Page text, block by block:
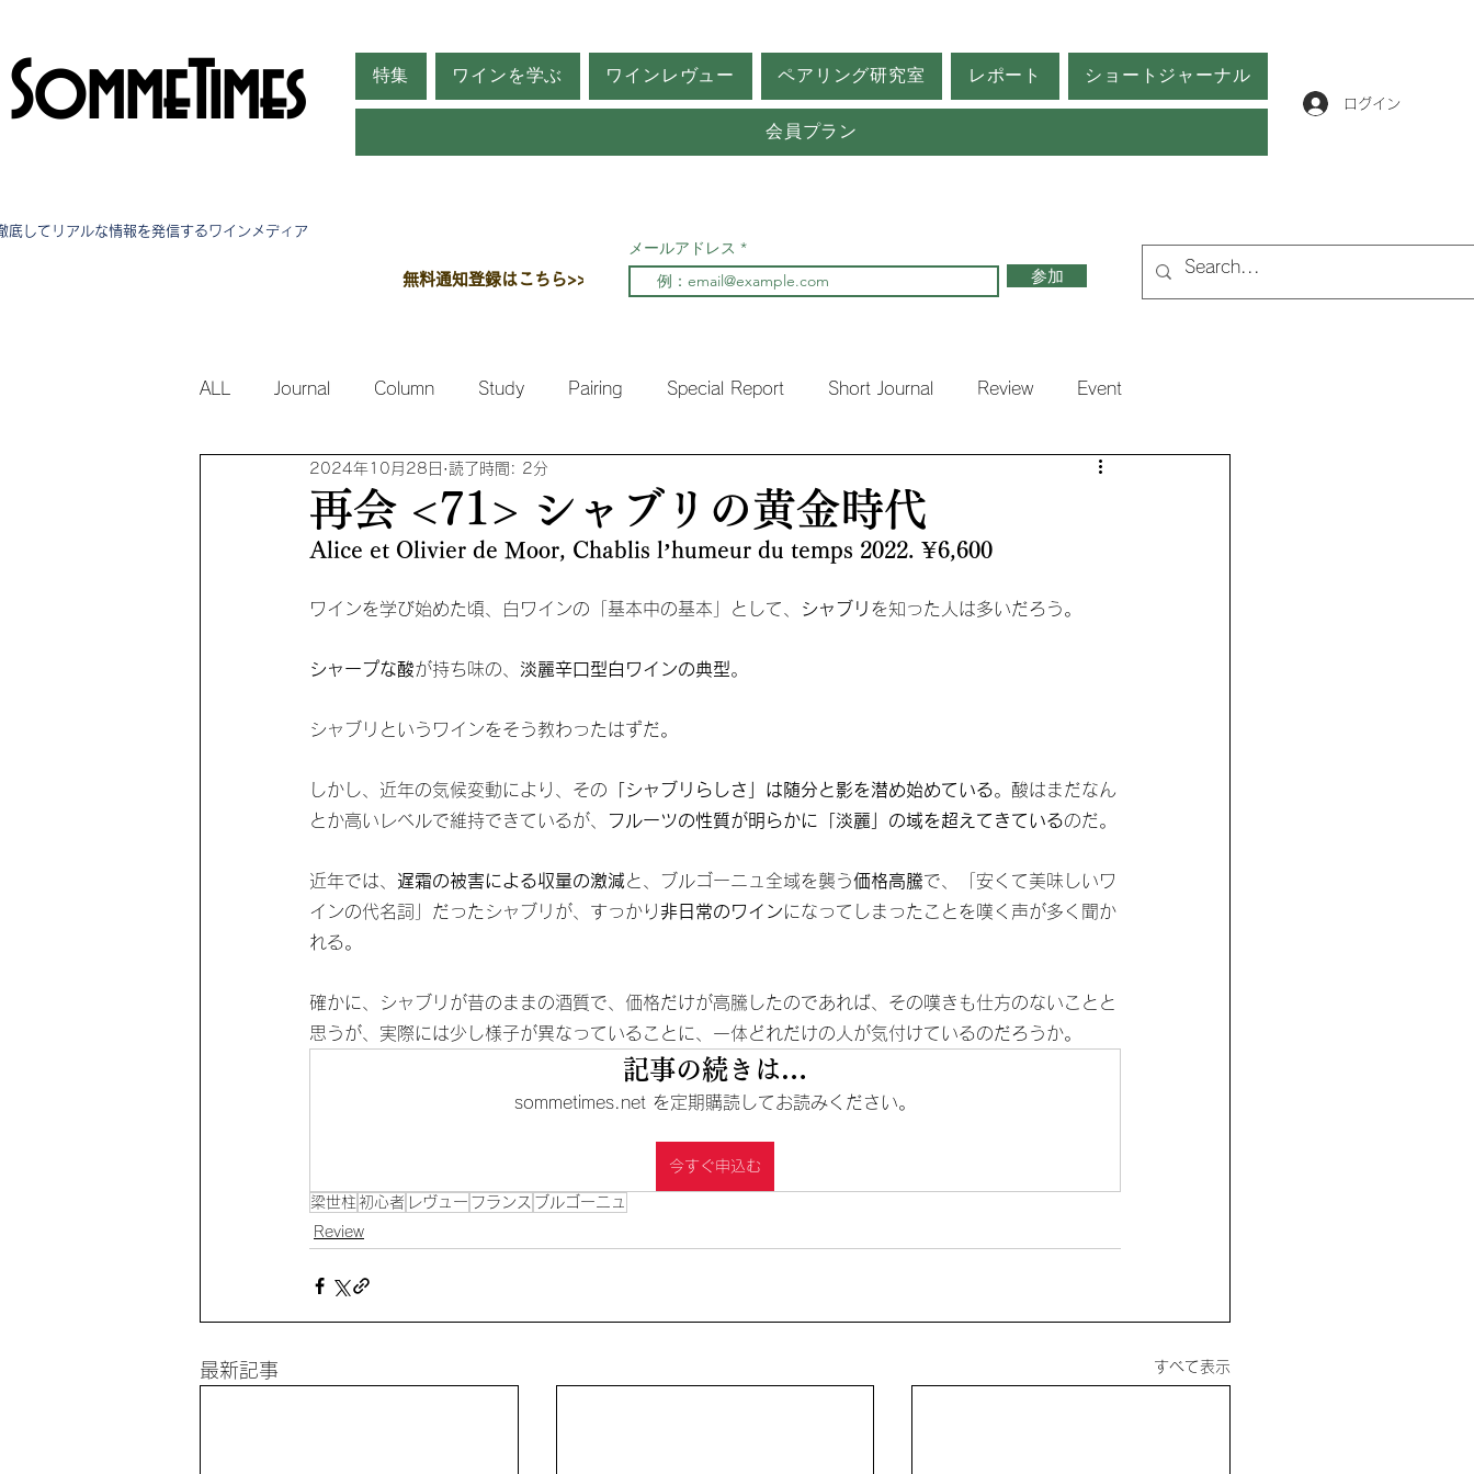
SommeTimes 特集 ワインを学ぶ ワインレヴュー ペアリング研究室 レポート ショートジャーナル
会員プラン
ログイン
底してリアルな情報を発信する​ワインメディア
無料通知登録はこちら>>
メールアドレス
参加
ALL Journal Column Study Pairing Special Report Short Journal Review Event
Side Stories
再会 <71> シャブリの黄金時代
2024年10月28日 読了時間: 2分
Alice et Olivier de Moor, Chablis l’humeur du temps 2022. ¥6,600
ワインを学び始めた頃、白ワインの「基本中の基本」として、 シャブリ を知った人は多いだろう。
シャープな酸が持ち味の、 淡麗辛口型白ワインの典型。
シャブリというワインをそう教わったはずだ。
しかし、近年の気候変動により、その 「シャブリらしさ」は随分と影を潜め始めている。酸はまだなん
とか高いレベルで維持できているが、
フルーツの性質が明らかに「淡麗」の域を超えてきているのだ。
近年では、 遅霜の被害による収量の激減と、ブルゴーニュ全域を襲う価格高騰で、「安くて美味しいワ
インの代名詞」だったシャブリが、すっかり 非日常のワインになってしまったことを嘆く声が多く聞か
れる。
確かに、シャブリが昔のままの酒質で、価格だけが高騰したのであれば、その嘆きも仕方のないことと
思うが、実際には少し様子が異なっていることに、一体どれだけの人が気付けているのだろうか。
記事の続きは…
sommetimes.net を定期購読してお読みください。
今すぐ申込む
梁世柱 初心者 レヴュー フランス ブルゴーニュ
Review
最新記事 すべて表示